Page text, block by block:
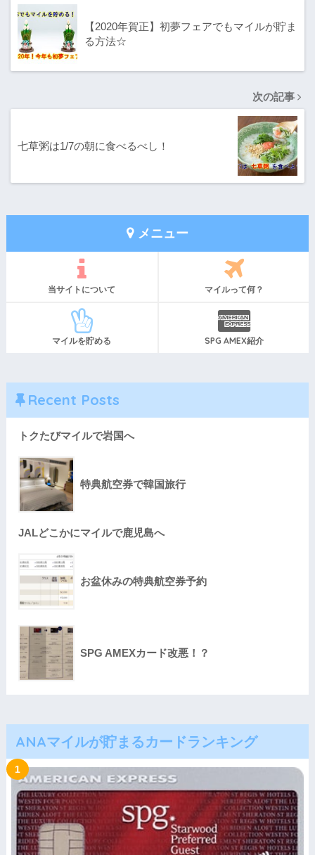
【2020年賀正】初夢フェアでもマイルが貯ま
る方法☆
次の記事
七草粥は1/7の朝に食べるべし！
メニュー
当サイトについて マイルって何？
マイルを貯める SPG AMEX紹介
Recent Posts
トクたびマイルで岩国へ
特典航空券で韓国旅行
JALどこかにマイルで鹿児島へ
お盆休みの特典航空券予約
SPG AMEXカード改悪！？
ANAマイルが貯まるカードランキング